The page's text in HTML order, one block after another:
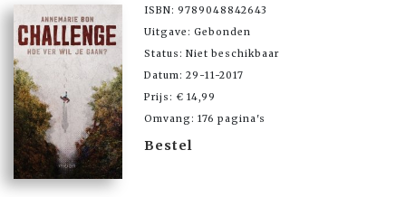
ISBN: 9789048842643
Uitgave: Gebonden
Status: Niet beschikbaar
Datum: 29-11-2017
Prijs: € 14,99
Omvang: 176 pagina's
Bestel